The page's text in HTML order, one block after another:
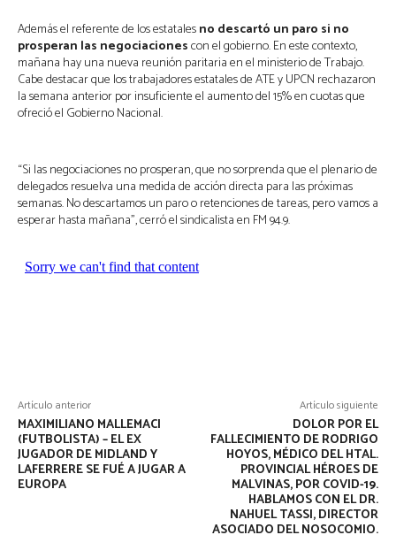
Además el referente de los estatalesno descartó un paro si no
prosperan las negociacionescon el gobierno. En este contexto,
mañana hay una nueva reunión paritaria en el ministerio de Trabajo.
Cabe destacar que los trabajadores estatales de ATE y UPCN rechazaron
la semana anterior por insuficiente el aumento del 15% en cuotas que
ofreció el Gobierno Nacional.
“Si las negociaciones no prosperan, que no sorprenda que el plenario de
delegados resuelva una medida de acción directa para las próximas
semanas. No descartamos un paro o retenciones de tareas, pero vamos a
esperar hasta mañana”, cerró el sindicalista en FM 94.9.
Artículo anterior
MAXIMILIANO MALLEMACI
(FUTBOLISTA) – EL EX
JUGADOR DE MIDLAND Y
LAFERRERE SE FUÉ A JUGAR A
EUROPA
Artículo siguiente
DOLOR POR EL
FALLECIMIENTO DE RODRIGO
HOYOS, MÉDICO DEL HTAL.
PROVINCIAL HÉROES DE
MALVINAS, POR COVID-19.
HABLAMOS CON EL DR.
NAHUEL TASSI, DIRECTOR
ASOCIADO DEL NOSOCOMIO.